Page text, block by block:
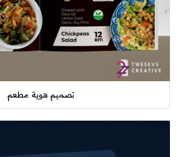
تصميم هوية مطعم